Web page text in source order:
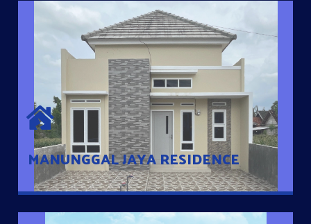
MANUNGGAL JAYA RESIDENCE
MANUNGGAL JAYA RESIDENCE
Cluster Exclusive dengan one Gate System, terdapat taman
mini dan memiliki jarak 200m dari jalan nasional serta dekat
dengan pusat kota